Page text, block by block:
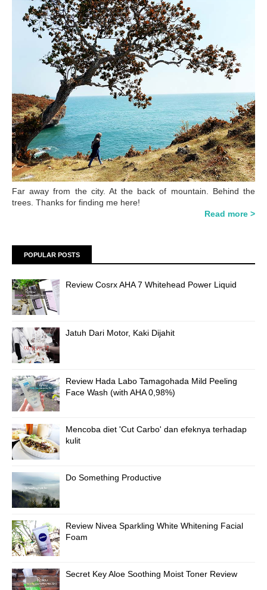
Far away from the city. At the back of mountain. Behind the
trees. Thanks for finding me here!
Read more >
POPULAR POSTS
Review Cosrx AHA 7 Whitehead Power Liquid
Jatuh Dari Motor, Kaki Dijahit
Review Hada Labo Tamagohada Mild Peeling
Face Wash (with AHA 0,98%)
Mencoba diet 'Cut Carbo' dan efeknya terhadap
kulit
Do Something Productive
Review Nivea Sparkling White Whitening Facial
Foam
Secret Key Aloe Soothing Moist Toner Review